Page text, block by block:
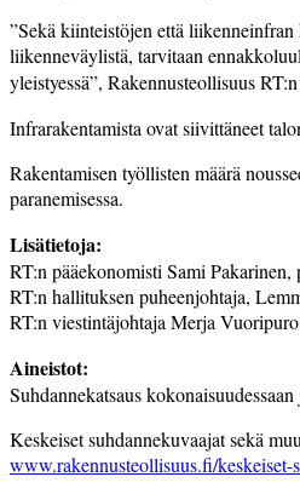
”Sekä kiinteistöjen että
liikenneväylistä, tarvitaan
yleistyessä”, Rakennusteollisuus
Infrarakentamista ovat siivittäneet
Rakentamisen työllisten määrä
paranemisessa.
Lisätietoja:
RT:n pääekonomisti Sami
RT:n hallituksen puheenjohtaja,
RT:n viestintäjohtaja Merja
Aineistot:
Suhdannekatsaus
Keskeiset suhdannekuvaajat sekä
www.rakennusteollisuus.fi/keskeiset-